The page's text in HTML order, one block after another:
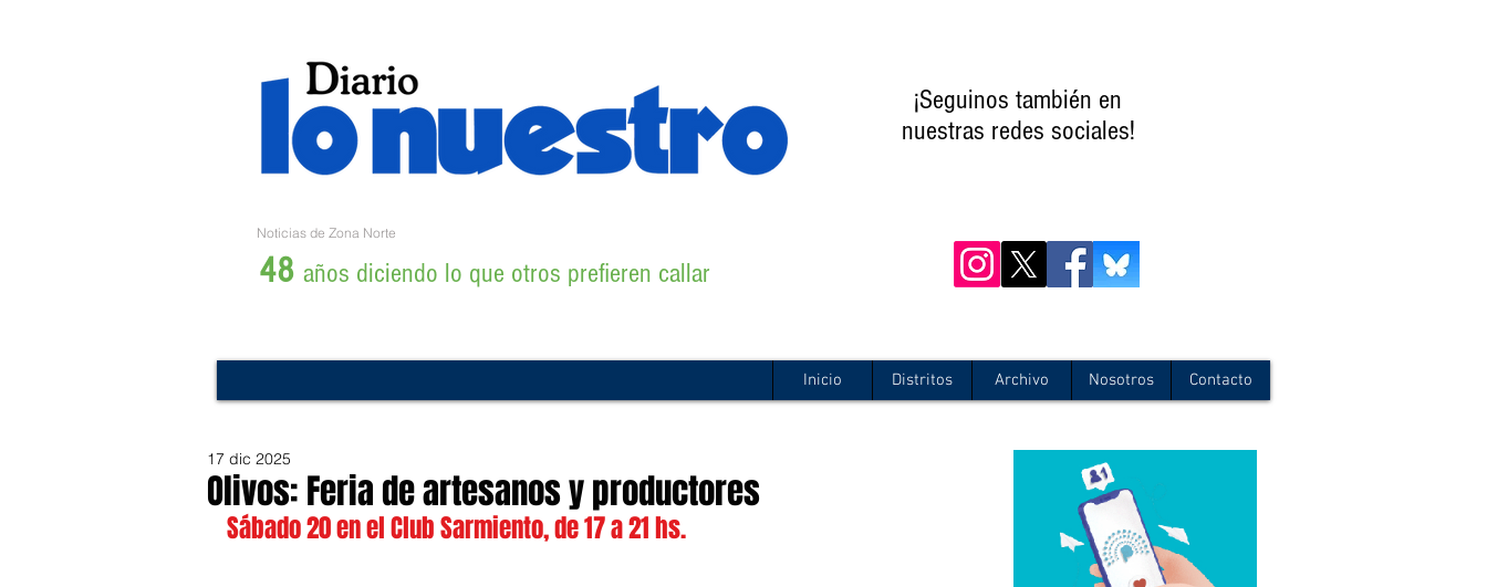
¡Seguinos también en
nuestras redes sociales!
Noticias de Zona Norte
48 años diciendo lo que otros prefieren callar
Inicio Distritos Archivo Nosotros Contacto
Olivos: Feria de artesanos y productores
17 dic 2025
Sábado 20 en el Club Sarmiento, de 17 a 21 hs.